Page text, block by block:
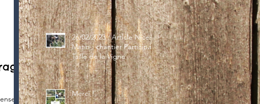
à
26/02/2023 : Article Nice-
Matin : chantier Participatif
Taille de la Vigne
Merci !